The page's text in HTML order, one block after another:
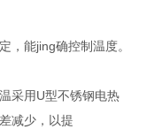
，能jing确控制温度。
采用U型不锈钢电热
减少，以提